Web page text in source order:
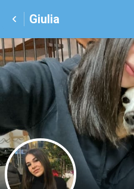
Giulia
G